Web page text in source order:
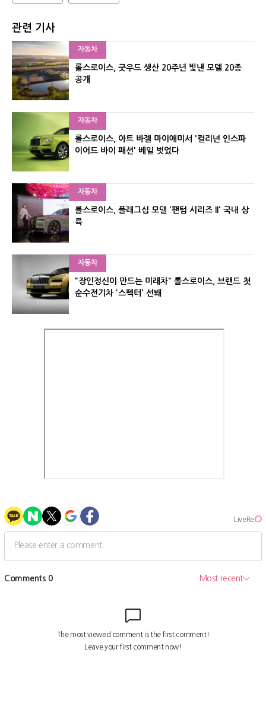
관련 기사
자동차
롤스로이스, 굿우드 생산 20주년 빛낸 모델 20종
공개
자동차
롤스로이스, 아트 바젤 마이애미서 '컬리넌 인스파
이어드 바이 패션' 베일 벗었다
자동차
롤스로이스, 플래그십 모델 '팬텀 시리즈 II' 국내 상
륙
자동차
"장인정신이 만드는 미래차" 롤스로이스, 브랜드 첫
순수전기차 '스펙터' 선봬